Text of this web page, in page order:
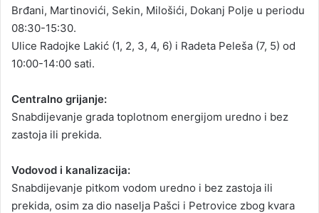
Brđani, Martinovići, Sekin, Milošići, Dokanj Polje u periodu
08:30-15:30.
Ulice Radojke Lakić (1, 2, 3, 4, 6) i Radeta Peleša (7, 5) od
10:00-14:00 sati.
Centralno grijanje:
Snabdijevanje grada toplotnom energijom uredno i bez
zastoja ili prekida.
Vodovod i kanalizacija:
Snabdijevanje pitkom vodom uredno i bez zastoja ili
prekida, osim za dio naselja Pašci i Petrovice zbog kvara